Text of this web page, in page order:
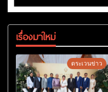
เรื่องมาใหม่
ตระเวนข่าว